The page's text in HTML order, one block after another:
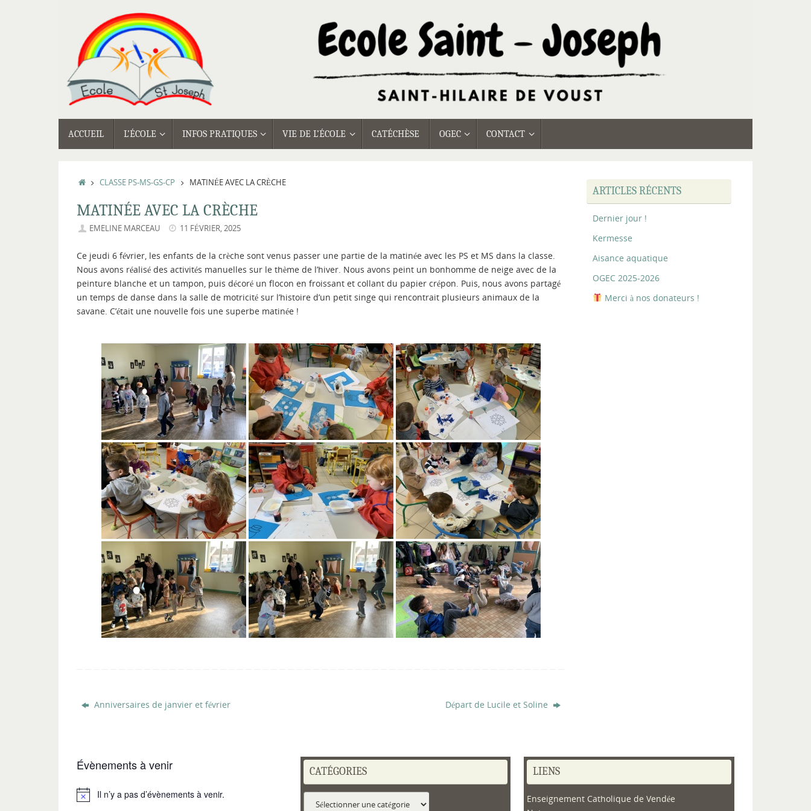
AU
CONTENU
ACCUEIL L’ÉCOLE INFOS PRATIQUES VIE DE L’ÉCOLE CATÉCHÈSE OGEC CONTACT
ACCUEIL
CLASSE PS-MS-GS-CP MATINÉE AVEC LA CRÈCHE
MATINÉE AVEC LA CRÈCHE
EMELINE MARCEAU 11 FÉVRIER, 2025
Ce jeudi 6 février, les enfants de la crèche sont venus passer une partie de la matinée avec les PS et MS dans la classe.
Nous avons réalisé des activités manuelles sur le thème de l’hiver. Nous avons peint un bonhomme de neige avec de la
peinture blanche et un tampon, puis décoré un flocon en froissant et collant du papier crépon. Puis, nous avons partagé
un temps de danse dans la salle de motricité sur l’histoire d’un petit singe qui rencontrait plusieurs animaux de la
savane. C’était une nouvelle fois une superbe matinée !
Anniversaires de janvier et février Départ de Lucile et Soline
ARTICLES RÉCENTS
Dernier jour !
Kermesse
Aisance aquatique
OGEC 2025-2026
Merci à nos donateurs !
Évènements à venir
NoticeIl n’y a pas d’évènements à venir.
CATÉGORIES LIENS
Enseignement Catholique de Vendée